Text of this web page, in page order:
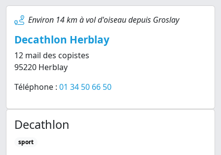
Environ 14 km à vol d'oiseau depuis Groslay
Decathlon Herblay
12 mail des copistes
95220 Herblay
Téléphone : 01 34 50 66 50
Decathlon
sport